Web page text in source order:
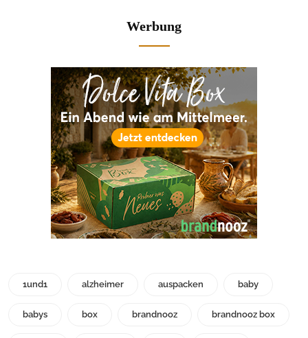
Werbung
1und1 alzheimer auspacken baby
babys box brandnooz brandnooz box